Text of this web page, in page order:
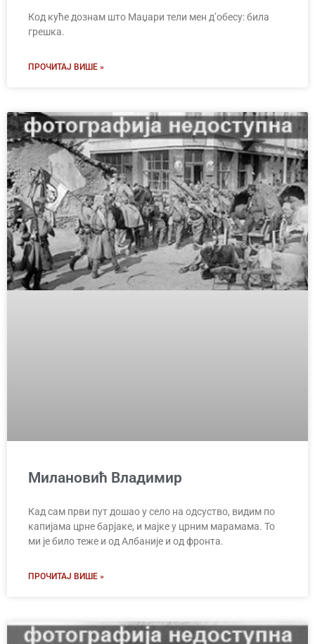
Код куће дознам што Маџари тели мен д’обесу: била
грешка.
ПРОЧИТАЈ ВИШЕ »
Милановић Владимир
Кад сам први пут дошао у село на одсуство, видим по
капијама црне барјаке, и мајке у црним марамама. То
ми је било теже и од Албаније и од фронта.
ПРОЧИТАЈ ВИШЕ »